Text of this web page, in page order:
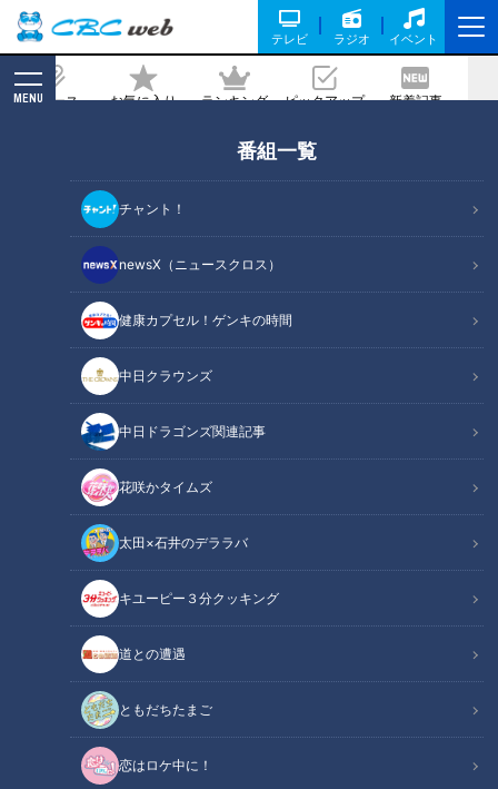
テレビ ラジオ イベント
ニュース お気に入り ランキング ピックアップ 新着記事
MENU
番組一覧
チャント！
newsX（ニュースクロス）
健康カプセル！ゲンキの時間
中日クラウンズ
中日ドラゴンズ関連記事
花咲かタイムズ
太田×石井のデララバ
キユーピー３分クッキング
道との遭遇
ともだちたまご
恋はロケ中に！
さんがガチ投票！「愛知住みたい街ラン
キング」第10位～第7位
2026/03/31 06:03
CBCテレビ『デララバ』
太田×石井のデララバ
デララバ
爆笑問題・太田光と石井亮次アナウンサーが、東海地方の定番
を深掘りするバラエティ『太田×石井のデララバ』！今回は、